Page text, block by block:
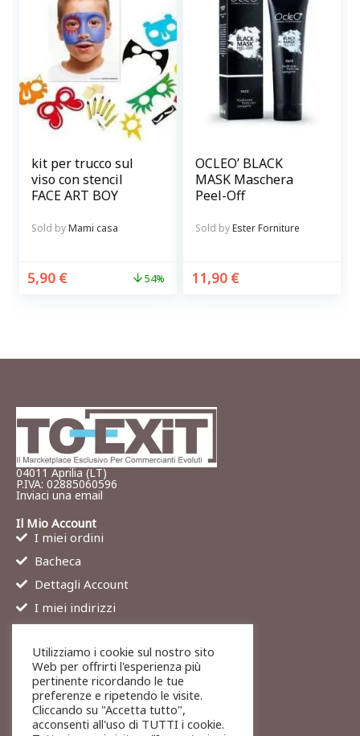
kit per trucco sul
viso con stencil
FACE ART BOY
Sold byMami casa
5,90 € 54%
OCLEO’ BLACK
MASK Maschera
Peel-Off
Sold byEster Forniture
11,90 €
04011 Aprilia (LT)
P.IVA: 02885060596
Inviaci una email
Il Mio Account
I miei ordini
Bacheca
Dettagli Account
I miei indirizzi
Chi siamo
Services
Blog
Contatti
Utilizziamo i cookie sul nostro sito
Web per offrirti l'esperienza più
pertinente ricordando le tue
preferenze e ripetendo le visite.
Cliccando su "Accetta tutto",
acconsenti all'uso di TUTTI i cookie.